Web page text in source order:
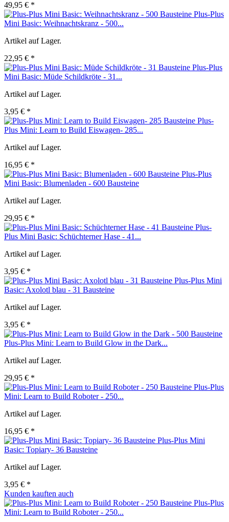
49,95 € *
Plus-Plus
Mini Basic: Weihnachtskranz - 500...
Artikel auf Lager.
22,95 € *
Plus-Plus
Mini Basic: Müde Schildkröte - 31...
Artikel auf Lager.
3,95 € *
Plus-
Plus Mini: Learn to Build Eiswagen- 285...
Artikel auf Lager.
16,95 € *
Plus-Plus
Mini Basic: Blumenladen - 600 Bausteine
Artikel auf Lager.
29,95 € *
Plus-
Plus Mini Basic: Schüchterner Hase - 41...
Artikel auf Lager.
3,95 € *
Plus-Plus Mini
Basic: Axolotl blau - 31 Bausteine
Artikel auf Lager.
3,95 € *
Plus-Plus Mini: Learn to Build Glow in the Dark...
Artikel auf Lager.
29,95 € *
Plus-Plus
Mini: Learn to Build Roboter - 250...
Artikel auf Lager.
16,95 € *
Plus-Plus Mini
Basic: Topiary- 36 Bausteine
Artikel auf Lager.
3,95 € *
Kunden kauften auch
Plus-Plus
Mini: Learn to Build Roboter - 250...